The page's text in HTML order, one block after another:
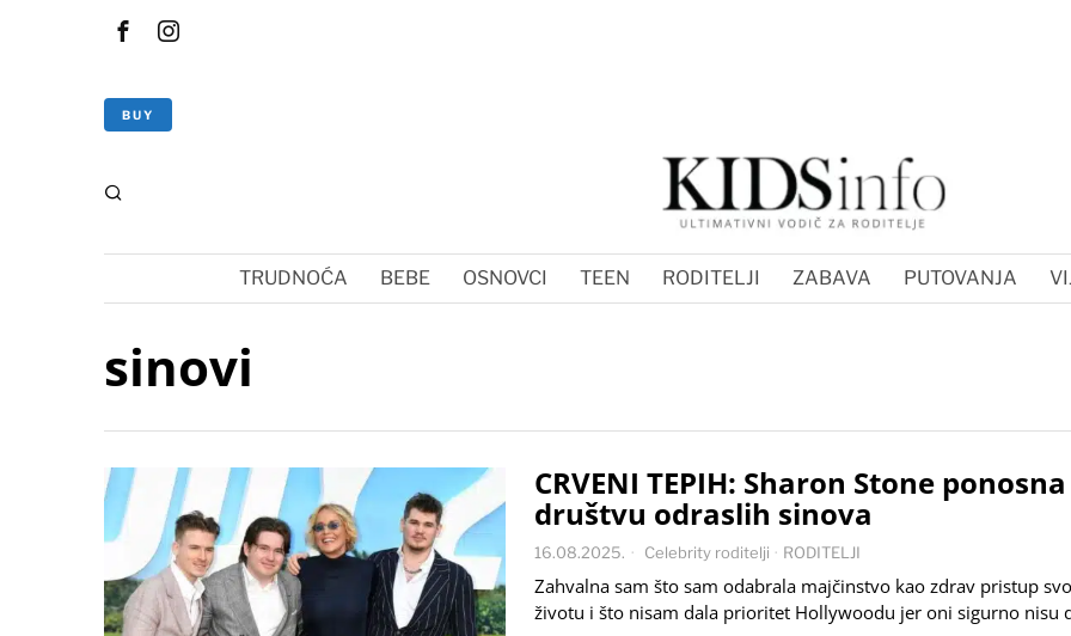
BUY
TRUDNOĆA BEBE OSNOVCI TEEN RODITELJI ZABAVA PUTOVANJA
sinovi
CRVENI TEPIH: Sharon Stone
društvu odraslih sinova
16.08.2025. Celebrity roditelji · RODITELJI
Zahvalna sam što sam odabrala majčinstvo kao zdrav pristup
životu i što nisam dala prioritet Hollywoodu jer oni sigurno nisu